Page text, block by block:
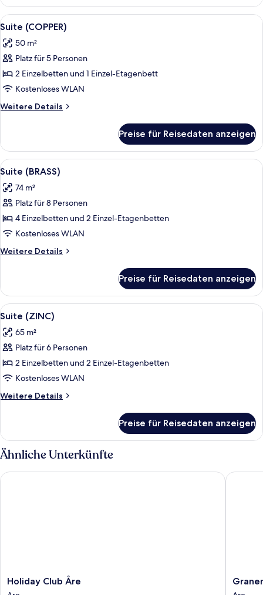
(BRONZE)
Alle
Fotos
für
Suite
(COPPER)
anzeigen
Ein modernes Wohnzimmer mit
8
Suite (COPPER)
50 m²
Platz für 5 Personen
2 Einzelbetten und 1 Einzel-Etagenbett
Kostenloses WLAN
Weitere Details
Weitere
(COPPER)
Preise für Reisedaten anzeigen
Alle
Fotos
für
Suite
(BRASS)
anzeigen
Ein modernes Wohnzimmer mit
5
Suite (BRASS)
74 m²
Platz für 8 Personen
4 Einzelbetten und 2 Einzel-Etagenbetten
Kostenloses WLAN
Weitere Details
Weitere
(BRASS)
Preise für Reisedaten anzeigen
Alle
Fotos
für
Suite
(ZINC)
anzeigen
Ein modernes Wohnzimmer mit
8
Suite (ZINC)
65 m²
Platz für 6 Personen
2 Einzelbetten und 2 Einzel-Etagenbetten
Kostenloses WLAN
Weitere Details
Weitere
(ZINC)
Preise für Reisedaten anzeigen
Ähnliche Unterkünfte
Holiday
Club
Holiday Club Åre
Holiday Club Åre
Granen
Hotell
Granen